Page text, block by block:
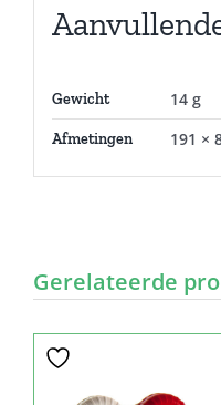
Gewicht 14 g
Afmetingen 191 ×
Gerelateerde